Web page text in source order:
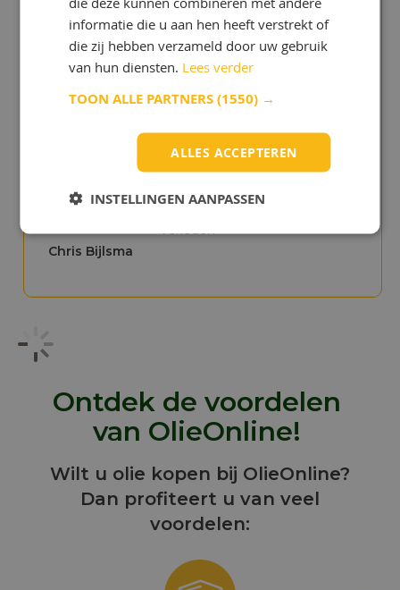
"Jullie site is geweldig, het
zijn in smeermiddelen!"
Chris Bijlsma
verleden"
Ontdek de voordelen
van OlieOnline!
Wilt u olie kopen bij OlieOnline?
Dan profiteert u van veel
voordelen:
informatie die u aan hen heeft verstrekt of
die zij hebben verzameld door uw gebruik
van hun diensten. Lees verder
TOON ALLE PARTNERS(1550) →
ALLES ACCEPTEREN
INSTELLINGEN AANPASSEN